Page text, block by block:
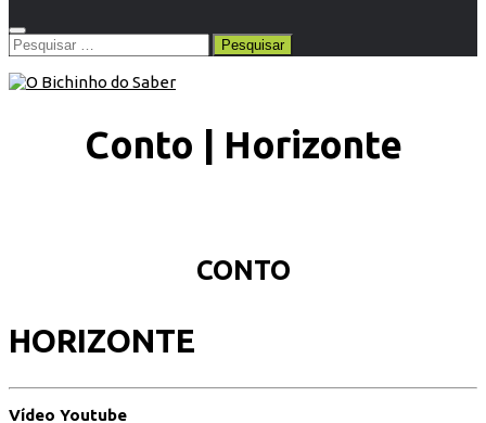
Pesquisar
por:
Conto | Horizonte
CONTO
HORIZONTE
Vídeo Youtube